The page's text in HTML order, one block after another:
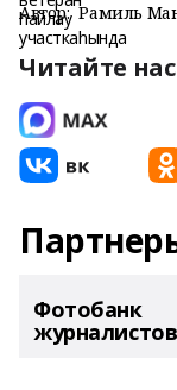
Автор: Рамиль
Читайте нас
Фотобанк